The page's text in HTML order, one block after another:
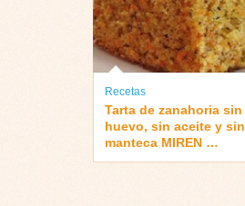
Recetas
Tarta de zanahoria sin
huevo, sin aceite y sin
manteca ­MIREN …